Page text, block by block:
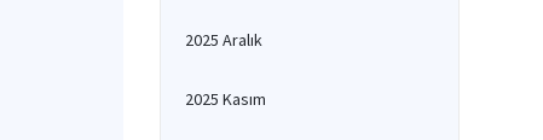
2025 Aralık
2025 Kasım